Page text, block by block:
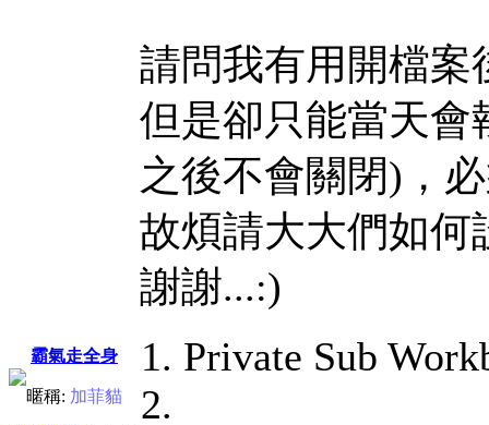
霸氣走全身
暱稱: 加菲貓
請問我有用開檔案
但是卻只能當天會
之後不會關閉)，
故煩請大大們如何
謝謝...:)
Private Sub